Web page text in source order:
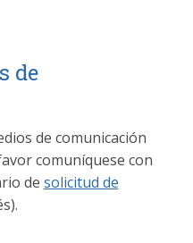
de
de comunicación
comuníquese con
de solicitud de